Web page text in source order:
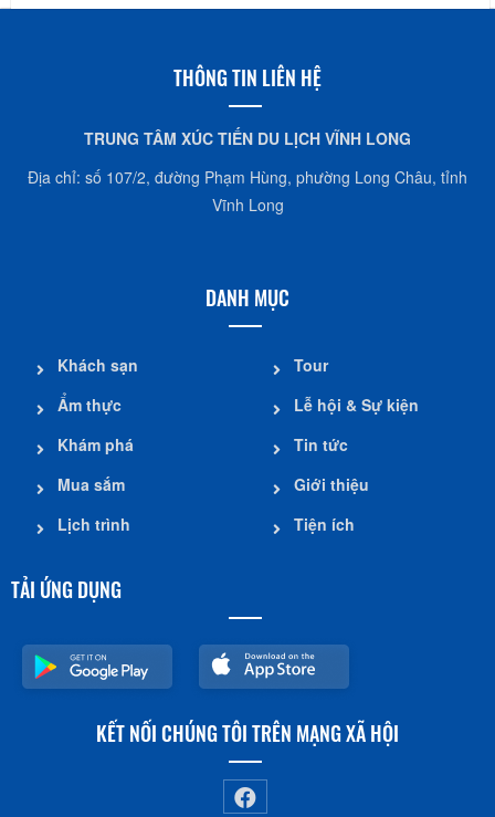
THÔNG TIN LIÊN HỆ
TRUNG TÂM XÚC TIẾN DU LỊCH VĨNH LONG
Địa chỉ: số 107/2, đường Phạm Hùng, phường Long Châu, tỉnh
Vĩnh Long
DANH MỤC
Khách sạn
Ẩm thực
Khám phá
Mua sắm
Lịch trình
Tour
Lễ hội & Sự kiện
Tin tức
Giới thiệu
Tiện ích
TẢI ỨNG DỤNG
KẾT NỐI CHÚNG TÔI TRÊN MẠNG XÃ HỘI